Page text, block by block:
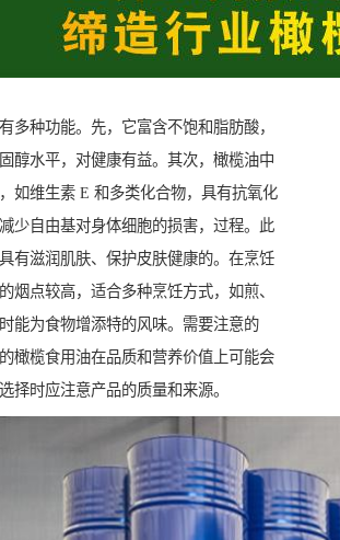
多种功能。先，它富含不饱和脂肪酸，
醇水平，对健康有益。其次，橄榄油中
如维生素 E 和多类化合物，具有抗氧化
少自由基对身体细胞的损害，过程。此
有滋润肌肤、保护皮肤健康的。在烹饪
烟点较高，适合多种烹饪方式，如煎、
能为食物增添特的风味。需要注意的
橄榄食用油在品质和营养价值上可能会
择时应注意产品的质量和来源。